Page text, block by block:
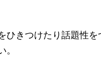
ひきつけたり話題性
。